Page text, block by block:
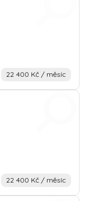
22 400 Kč / měsíc
22 400 Kč / měsíc